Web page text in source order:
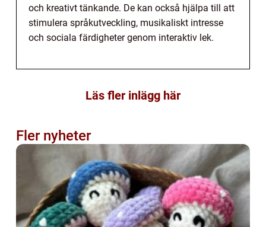
och kreativt tänkande. De kan också hjälpa till att
stimulera språkutveckling, musikaliskt intresse
och sociala färdigheter genom interaktiv lek.
Läs fler inlägg här
Fler nyheter